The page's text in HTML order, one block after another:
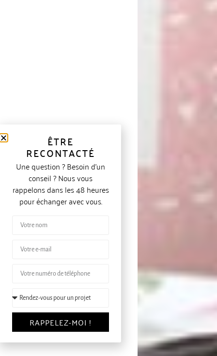
ÊTRE
RECONTACTÉ
Une question ? Besoin d’un
conseil ? Nous vous
rappelons dans les 48 heures
pour échanger avec vous.
RAPPELEZ-MOI !